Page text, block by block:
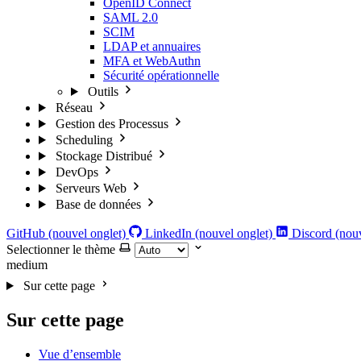
OpenID Connect
SAML 2.0
SCIM
LDAP et annuaires
MFA et WebAuthn
Sécurité opérationnelle
Outils
Réseau
Gestion des Processus
Scheduling
Stockage Distribué
DevOps
Serveurs Web
Base de données
GitHub (nouvel onglet) LinkedIn (nouvel onglet) Discord
Selectionner le thème
medium
Sur cette page
Sur cette page
Vue d’ensemble